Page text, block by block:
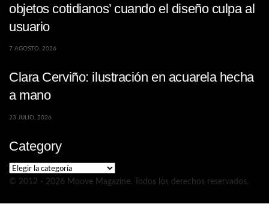
objetos cotidianos’ cuando el diseño culpa al
usuario
7 AGOSTO, 2026
Clara Cerviño: ilustración en acuarela hecha
a mano
23 JULIO, 2026
Category
Category
© 2012 - 2026 Moove Magazine. Todos los derechos reservados.